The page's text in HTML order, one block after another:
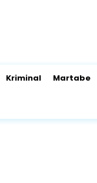
Kriminal Martabe